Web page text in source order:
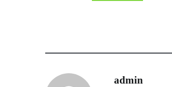
admin